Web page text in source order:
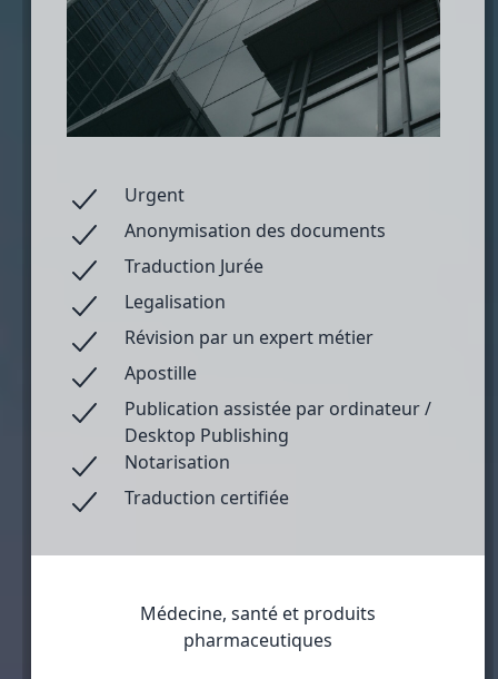
Urgent
Anonymisation des documents
Traduction Jurée
Legalisation
Révision par un expert métier
Apostille
Publication assistée par ordinateur /
Desktop Publishing
Notarisation
Traduction certifiée
Médecine, santé et produits
pharmaceutiques